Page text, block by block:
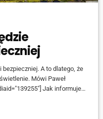
A to dlatego, że
Mówi Paweł
Jak informuje
zostanie zastąpione